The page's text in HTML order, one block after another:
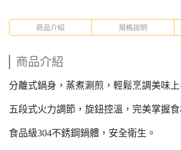
商品介紹 規格說明
商品介紹
分離式鍋身，蒸煮涮煎，輕鬆烹調美味上
五段式火力調節，旋鈕控溫，完美掌握食
食品級304不銹鋼鍋體，安全衛生。